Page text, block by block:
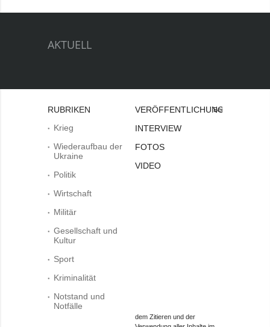
AKTUELL
RUBRIKEN
Krieg
Wiederaufbau der
Ukraine
Politik
Wirtschaft
Militär
Gesellschaft und
Kultur
Sport
Kriminalität
Notstand und
Notfälle
VERÖFFENTLICHUNGEN
INTERVIEW
FOTOS
VIDEO
Bei
dem Zitieren und der